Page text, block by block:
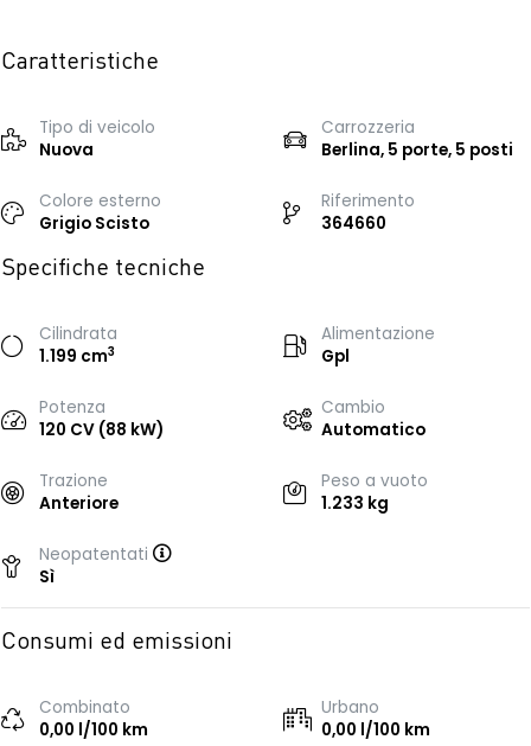
Caratteristiche
Tipo di veicolo
Nuova
Carrozzeria
Berlina, 5 porte, 5 posti
Colore esterno
Grigio Scisto
Riferimento
364660
Specifiche tecniche
Cilindrata
1.199 cm3
Alimentazione
Gpl
Potenza
120 CV (88 kW)
Cambio
Automatico
Trazione
Anteriore
Peso a vuoto
1.233 kg
Neopatentati
Sì
Consumi ed emissioni
Combinato
0,00 l/100 km
Urbano
0,00 l/100 km